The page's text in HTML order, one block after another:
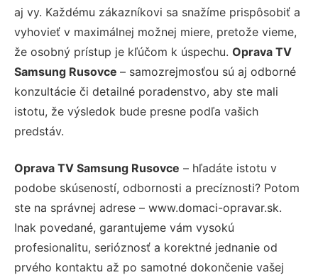
aj vy. Každému zákazníkovi sa snažíme prispôsobiť a
vyhovieť v maximálnej možnej miere, pretože vieme,
že osobný prístup je kľúčom k úspechu. Oprava TV
Samsung Rusovce – samozrejmosťou sú aj odborné
konzultácie či detailné poradenstvo, aby ste mali
istotu, že výsledok bude presne podľa vašich
predstáv.
Oprava TV Samsung Rusovce – hľadáte istotu v
podobe skúseností, odbornosti a precíznosti? Potom
ste na správnej adrese – www.domaci-opravar.sk.
Inak povedané, garantujeme vám vysokú
profesionalitu, serióznosť a korektné jednanie od
prvého kontaktu až po samotné dokončenie vašej